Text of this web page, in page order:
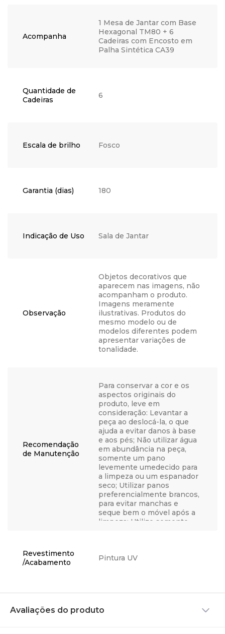
Acompanha
1 Mesa de Jantar com Base
Hexagonal TM80 + 6
Cadeiras com Encosto em
Palha Sintética CA39
Quantidade de
Cadeiras
6
Escala de brilho Fosco
Garantia (dias) 180
Indicação de Uso Sala de Jantar
Observação
Objetos decorativos que
aparecem nas imagens, não
acompanham o produto.
Imagens meramente
ilustrativas. Produtos do
mesmo modelo ou de
modelos diferentes podem
apresentar variações de
tonalidade.
Recomendação
de Manutenção
Para conservar a cor e os
aspectos originais do
produto, leve em
consideração: Levantar a
peça ao deslocá-la, o que
ajuda a evitar danos à base
e aos pés; Não utilizar água
em abundância na peça,
somente um pano
levemente umedecido para
a limpeza ou um espanador
seco; Utilizar panos
preferencialmente brancos,
para evitar manchas e
seque bem o móvel após a
limpeza; Utilize somente
não neutros ou produtos de
objetos quentes
móvel para não causar
Revestimento
/Acabamento
Pintura UV
Avaliações do produto